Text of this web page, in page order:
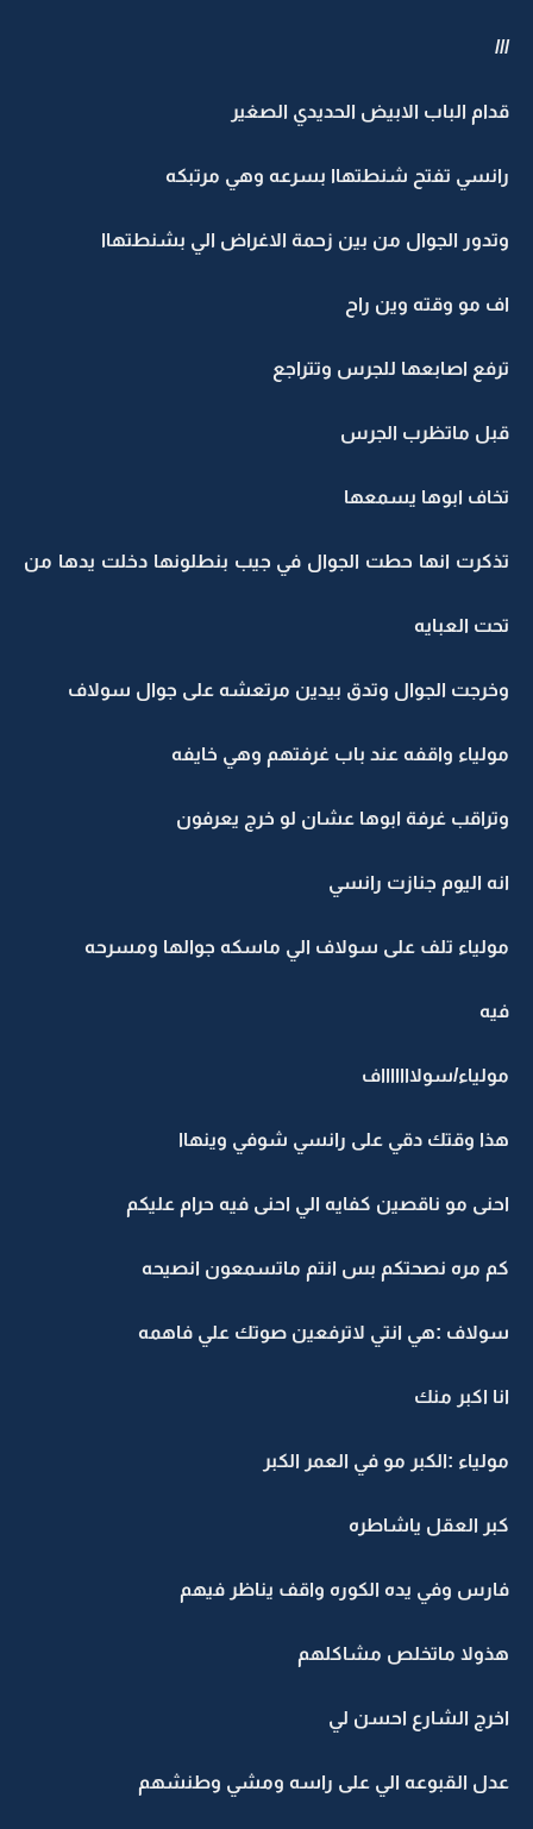
///
قدام الباب الابيض الحديدي الصغير
رانسي تفتح شنطتهاا بسرعه وهي مرتبكه
وتدور الجوال من بين زحمة الاغراض الي بشنطتهاا
اف مو وقته وين راح
ترفع اصابعها للجرس وتتراجع
قبل ماتظرب الجرس
تخاف ابوها يسمعها
تذكرت انها حطت الجوال في جيب بنطلونها دخلت يدها من
تحت العبايه
وخرجت الجوال وتدق بيدين مرتعشه على جوال سولاف
مولياء واقفه عند باب غرفتهم وهي خايفه
وتراقب غرفة ابوها عشان لو خرج يعرفون
انه اليوم جنازت رانسي
مولياء تلف على سولاف الي ماسكه جوالها ومسرحه
فيه
مولياء/سولاااااااف
هذا وقتك دقي على رانسي شوفي وينهاا
احنى مو ناقصين كفايه الي احنى فيه حرام عليكم
كم مره نصحتكم بس انتم ماتسمعون انصيحه
سولاف :هي انتي لاترفعين صوتك علي فاهمه
انا اكبر منك
مولياء :الكبر مو في العمر الكبر
كبر العقل ياشاطره
فارس وفي يده الكوره واقف يناظر فيهم
هذولا ماتخلص مشاكلهم
اخرج الشارع احسن لي
عدل القبوعه الي على راسه ومشي وطنشهم